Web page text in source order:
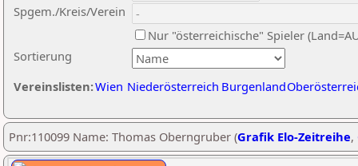
Sortierung
Spgem./Kreis/Verein
Nur "österreichische" Spieler
Vereinslisten:Wien Niederösterreich Burgenland
Pnr:110099 Name: Thomas Oberngruber (Grafik Elo-Zeitreihe,